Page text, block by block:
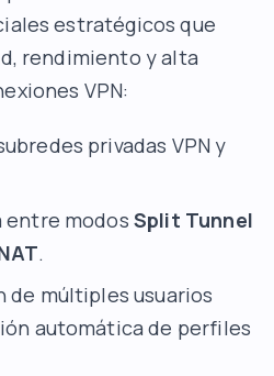
estratégicos que
rendimiento y alta
VPN:
privadas VPN y
entre modos Split Tunnel
.
de múltiples usuarios
automática de perfiles